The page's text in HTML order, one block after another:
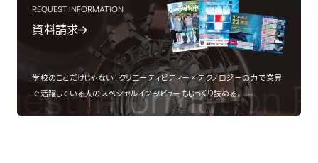
REQUEST INFORMATION
資料請求
学校のことだけじゃない！クリエーティビティー×テクノロジーの力で業界
で活躍している人のスペシャルインタビューもじっくり読める。
Information